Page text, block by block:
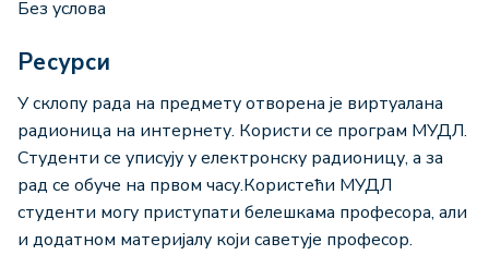
Без услова
Ресурси
У склопу рада на предмету отворена је виртуалана
радионица на интернету. Користи се програм МУДЛ.
Студенти се уписују у електронску радионицу, а за
рад се обуче на првом часу.Користећи МУДЛ
студенти могу приступати белешкама професора, али
и додатном материјалу који саветује професор.